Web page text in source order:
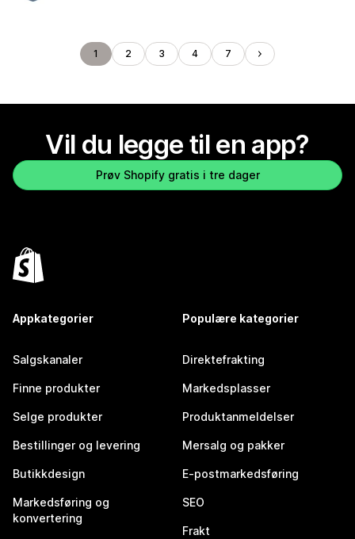
1 2 3 4 7
Vil du legge til en app?
Prøv Shopify gratis i tre dager
Appkategorier
Salgskanaler
Finne produkter
Selge produkter
Bestillinger og levering
Butikkdesign
Markedsføring og
konvertering
Populære kategorier
Direktefrakting
Markedsplasser
Produktanmeldelser
Mersalg og pakker
E-postmarkedsføring
SEO
Frakt